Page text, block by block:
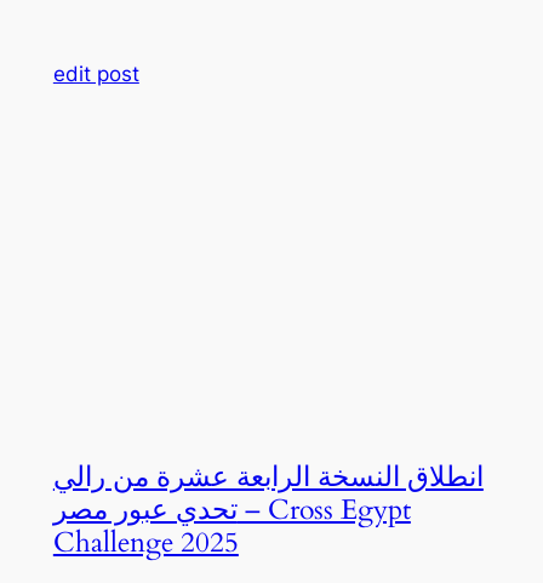
edit post
انطلاق النسخة الرابعة عشرة من رالي
تحدي عبور مصر – Cross Egypt
Challenge 2025